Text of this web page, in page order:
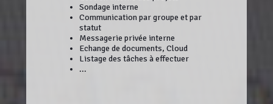
Sondage interne
Communication par groupe et par
statut
Messagerie privée interne
Echange de documents, Cloud
Listage des tâches à effectuer
...